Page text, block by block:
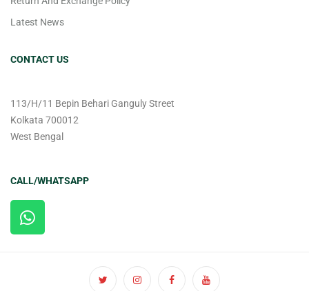
Latest News
CONTACT US
113/H/11 Bepin Behari Ganguly Street
Kolkata 700012
West Bengal
CALL/WHATSAPP